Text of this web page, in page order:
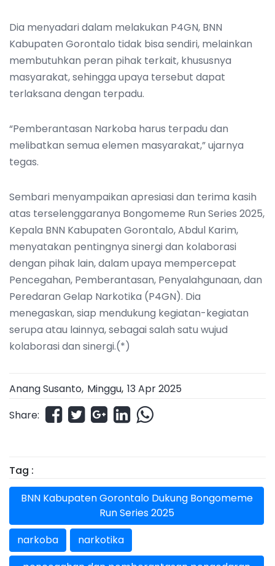
Dia menyadari dalam melakukan P4GN, BNN
Kabupaten Gorontalo tidak bisa sendiri, melainkan
membutuhkan peran pihak terkait, khususnya
masyarakat, sehingga upaya tersebut dapat
terlaksana dengan terpadu.
“Pemberantasan Narkoba harus terpadu dan
melibatkan semua elemen masyarakat,” ujarnya
tegas.
Sembari menyampaikan apresiasi dan terima kasih
atas terselenggaranya Bongomeme Run Series 2025,
Kepala BNN Kabupaten Gorontalo, Abdul Karim,
menyatakan pentingnya sinergi dan kolaborasi
dengan pihak lain, dalam upaya mempercepat
Pencegahan, Pemberantasan, Penyalahgunaan, dan
Peredaran Gelap Narkotika (P4GN). Dia
menegaskan, siap mendukung kegiatan-kegiatan
serupa atau lainnya, sebagai salah satu wujud
kolaborasi dan sinergi.(*)
Anang Susanto, Minggu, 13 Apr 2025
Share:
Tag :
BNN Kabupaten Gorontalo Dukung Bongomeme
Run Series 2025
narkoba
narkotika